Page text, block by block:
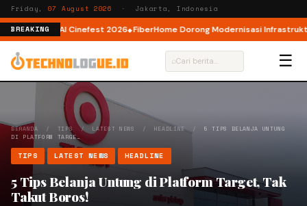
Friday, 07 August 2026 · Jakarta, Indonesia
BREAKING
AI lewat AI Cinefest 2026 FiberHome Dorong Modernisasi Infrastruktur
⌕ ☰
BERANDA / TIPS / LATEST NEWS / HEADLINE/5 TIPS BELANJA UNTUNG
DI PLATFORM TARGE…
TIPS LATEST NEWS HEADLINE
5 Tips Belanja Untung di Platform Target, Tak
Takut Boros!